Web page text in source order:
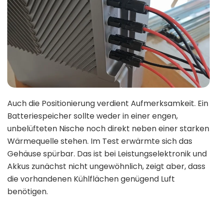
Auch die Positionierung verdient Aufmerksamkeit. Ein
Batteriespeicher sollte weder in einer engen,
unbelüfteten Nische noch direkt neben einer starken
Wärmequelle stehen. Im Test erwärmte sich das
Gehäuse spürbar. Das ist bei Leistungselektronik und
Akkus zunächst nicht ungewöhnlich, zeigt aber, dass
die vorhandenen Kühlflächen genügend Luft
benötigen.